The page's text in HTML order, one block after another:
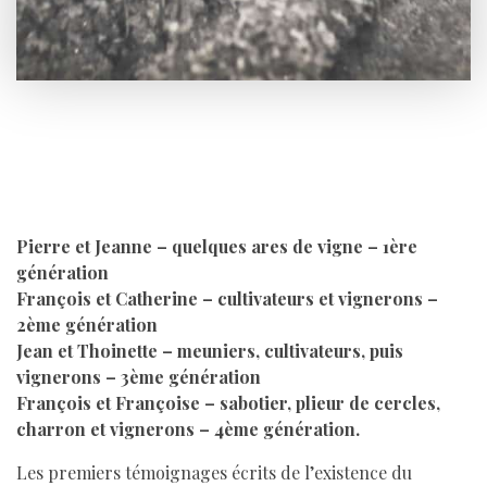
Pierre et Jeanne – quelques ares de vigne – 1ère
génération
François et Catherine – cultivateurs et vignerons –
2ème génération
Jean et Thoinette – meuniers, cultivateurs, puis
vignerons – 3ème génération
François et Françoise – sabotier, plieur de cercles,
charron et vignerons – 4ème génération.
Les premiers témoignages écrits de l’existence du